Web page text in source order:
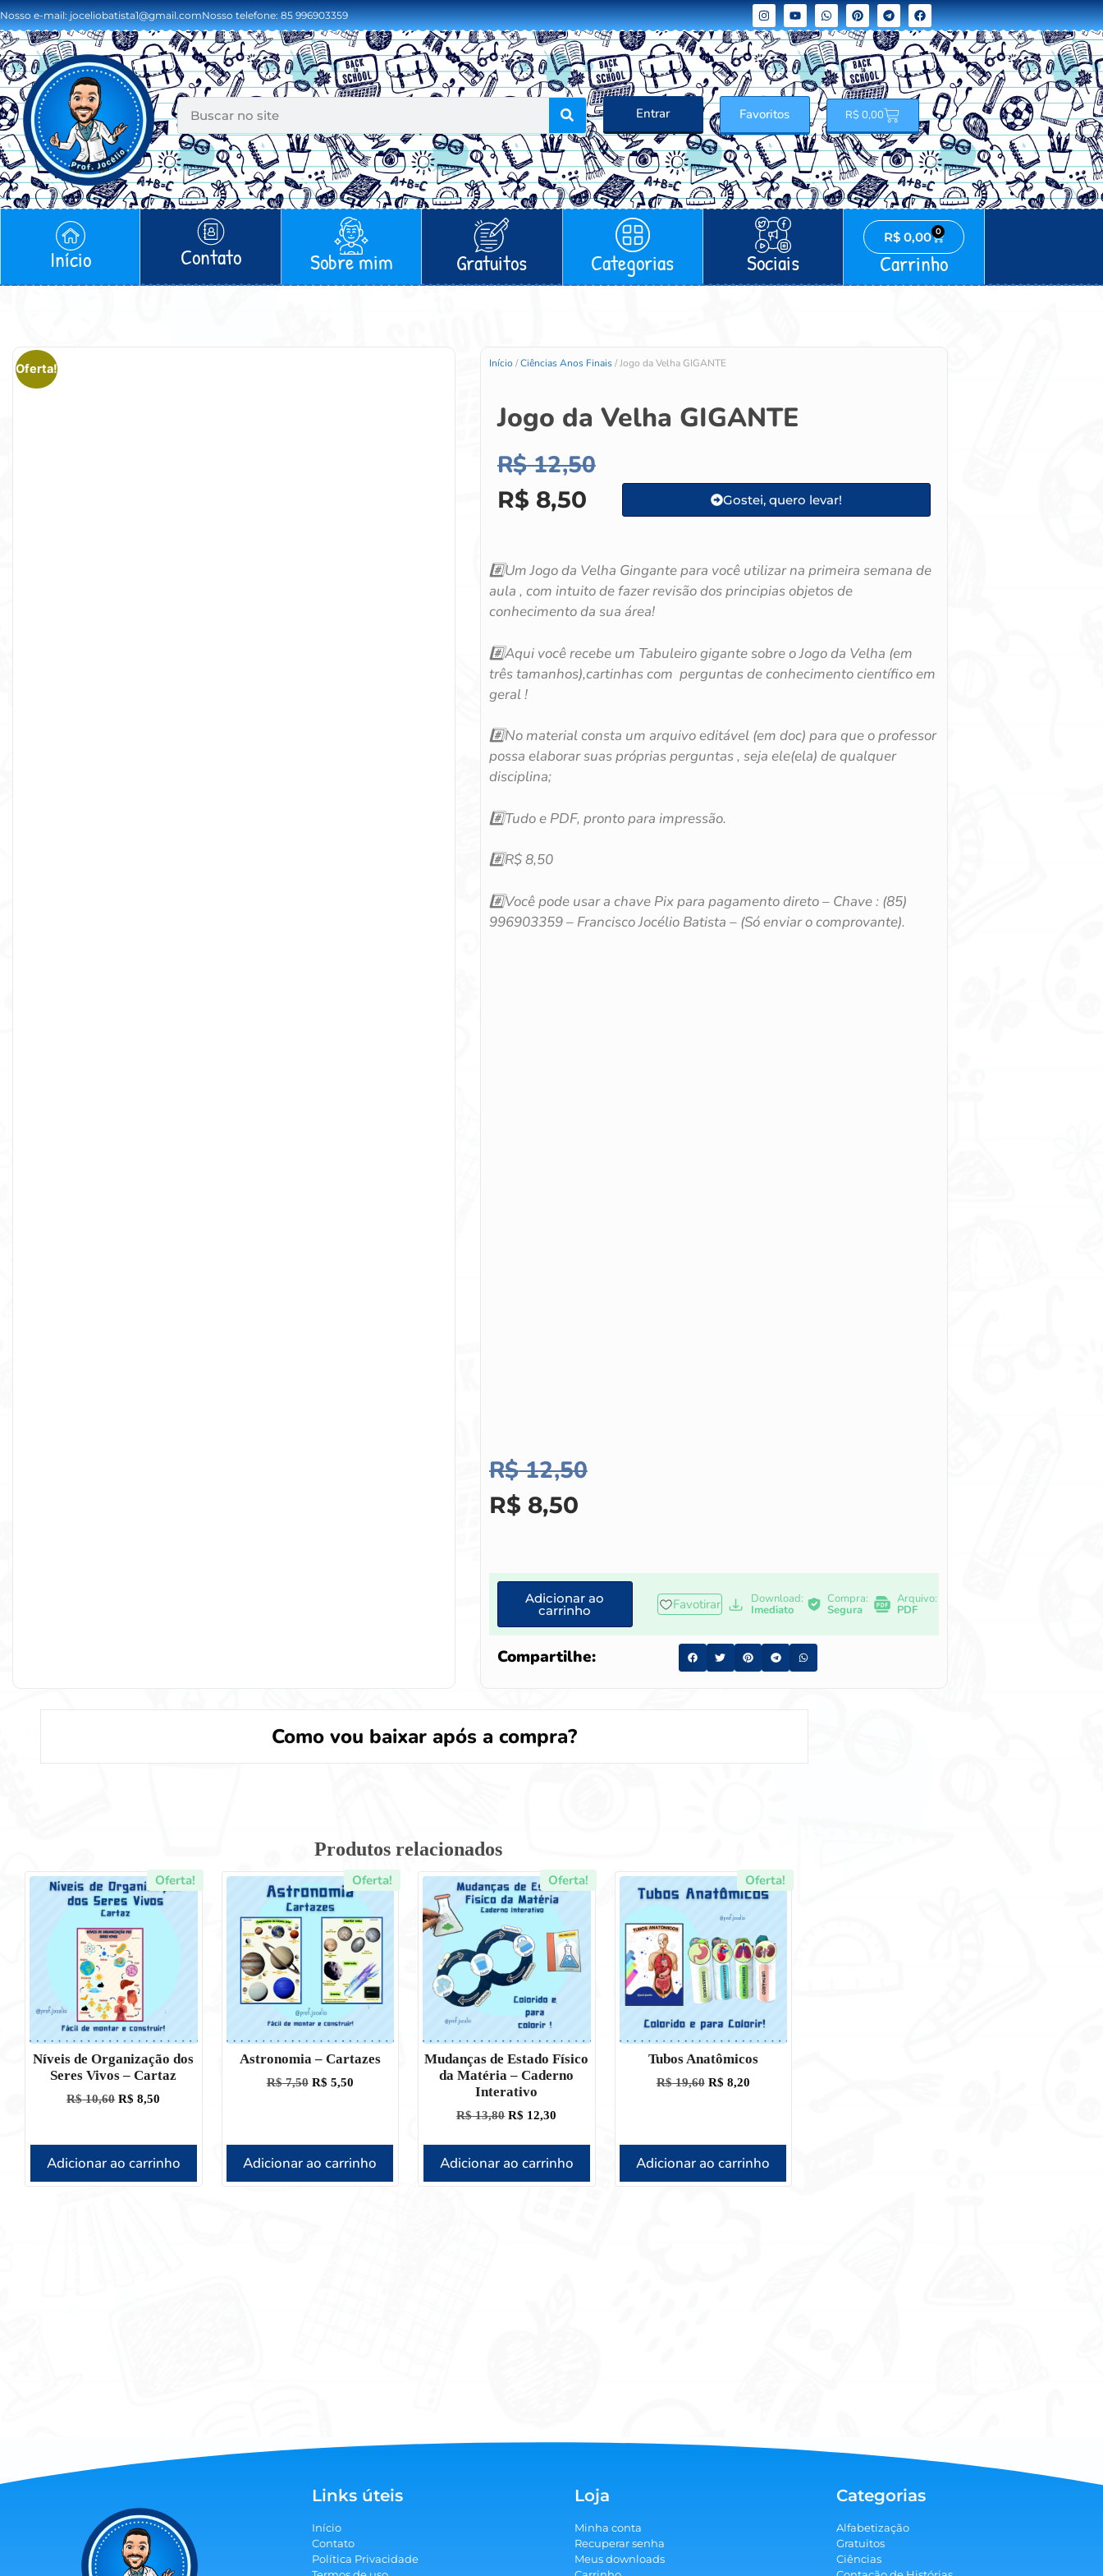
Nosso e-mail: joceliobatista1@gmail.comNosso telefone: 85 996903359
Entrar Favoritos R$ 0,00
Início Contato Sobre mim Gratuitos Categorias Sociais
R$ 0,00 0
Carrinho
Oferta! Início /Ciências Anos Finais/ Jogo da Velha GIGANTE
Jogo da Velha GIGANTE
R$12,50
R$ 8,50 Gostei, quero levar!
#️⃣Um Jogo da Velha Gingante para você utilizar na primeira semana de
aula , com intuito de fazer revisão dos principias objetos de
conhecimento da sua área!
#️⃣Aqui você recebe um Tabuleiro gigante sobre o Jogo da Velha (em
três tamanhos),cartinhas com perguntas de conhecimento científico em
geral !
#️⃣No material consta um arquivo editável (em doc) para que o professor
possa elaborar suas próprias perguntas , seja ele(ela) de qualquer
disciplina;
#️⃣Tudo e PDF, pronto para impressão.
#️⃣R$ 8,50
#️⃣Você pode usar a chave Pix para pagamento direto – Chave : (85)
996903359 – Francisco Jocélio Batista – (Só enviar o comprovante).
R$12,50
R$ 8,50
Adicionar ao
carrinho Favotirar Download:
Imediato
Compra:
Segura
Arquivo:
PDF
Compartilhe:
Como vou baixar após a compra?
Produtos relacionados
Oferta!
Níveis de Organização dos
Seres Vivos – Cartaz
R$10,60 R$ 8,50
Adicionar ao carrinho
Oferta!
Astronomia – Cartazes
R$7,50 R$ 5,50
Adicionar ao carrinho
Oferta!
Mudanças de Estado Físico
da Matéria – Caderno
Interativo
R$13,80 R$ 12,30
Adicionar ao carrinho
Oferta!
Tubos Anatômicos
R$19,60 R$ 8,20
Adicionar ao carrinho
Links úteis
Início
Contato
Política Privacidade
Loja
Minha conta
Recuperar senha
Meus downloads
Categorias
Alfabetização
Gratuitos
Ciências